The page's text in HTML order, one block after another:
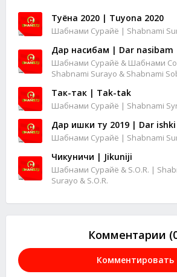
Туёна 2020 | Tuyona 2020
Шабнами Сурайё | Shabnami
Дар насибам | Dar nasibam
Шабнами Сурайё & Шабнами
Shabnami Surayo & Shabnami
Так-так | Tak-tak
Шабнами Сурайё | Shabnami
Дар ишки ту 2019 | Dar
Шабнами Сурайё | Shabnami
Чикуничи | Jikuniji
Шабнами Сурайё & S.O.R. |
Surayo & S.O.R.
Комментарии
Комментировать